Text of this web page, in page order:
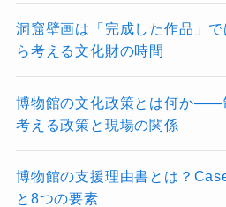
洞窟壁画は「完成した作品」
ら考える文化財の時間
博物館の文化政策とは何か――
考える政策と現場の関係
博物館の支援理由書とは？
と8つの要素